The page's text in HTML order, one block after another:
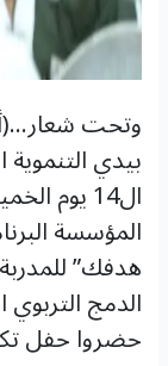
وتحت
بيدي
المؤسسة
هدفك”
الدمج التربوي
حضروا حفل